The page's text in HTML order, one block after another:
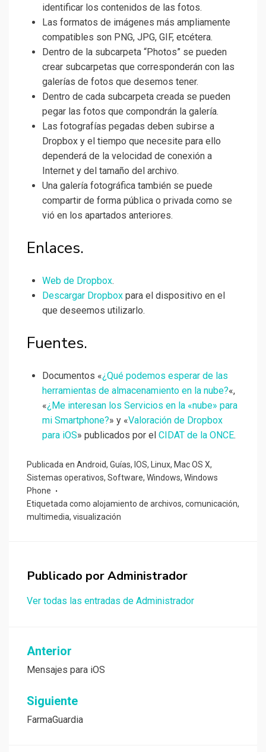
identificar los contenidos de las fotos.
Las formatos de imágenes más ampliamente
compatibles son PNG, JPG, GIF, etcétera.
Dentro de la subcarpeta “Photos” se pueden
crear subcarpetas que corresponderán con las
galerías de fotos que desemos tener.
Dentro de cada subcarpeta creada se pueden
pegar las fotos que compondrán la galería.
Las fotografías pegadas deben subirse a
Dropbox y el tiempo que necesite para ello
dependerá de la velocidad de conexión a
Internet y del tamaño del archivo.
Una galería fotográfica también se puede
compartir de forma pública o privada como se
vió en los apartados anteriores.
Enlaces.
Web de Dropbox.
Descargar Dropbox para el dispositivo en el
que deseemos utilizarlo.
Fuentes.
Documentos «¿Qué podemos esperar de las
herramientas de almacenamiento en la nube?«,
«¿Me interesan los Servicios en la «nube» para
mi Smartphone?» y «Valoración de Dropbox
para iOS» publicados por el CIDAT de la ONCE.
Publicada en Android, Guías, IOS, Linux, Mac OS X,
Sistemas operativos, Software, Windows, Windows
Phone
Etiquetada como alojamiento de archivos, comunicación,
multimedia, visualización
Publicado porAdministrador
Ver todas las entradas de Administrador
Navegación
de
entradas
Anterior
Mensajes para iOS
Siguiente
FarmaGuardia